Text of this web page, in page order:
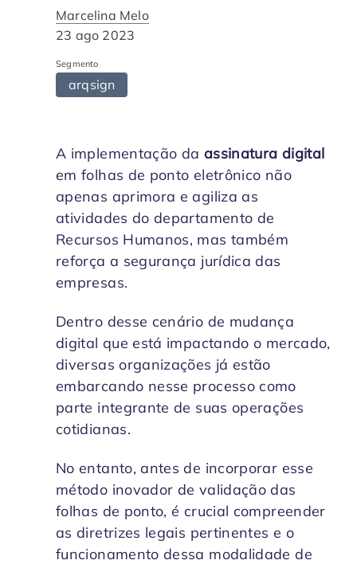
Imobiliária
Tecnologia
Agronegócio
Validade Juridica
Validação ITI e Adobe
Marcelina Melo
23 ago 2023
Segmento
arqsign
A implementação da assinatura digital
em folhas de ponto eletrônico não
apenas aprimora e agiliza as
atividades do departamento de
Recursos Humanos, mas também
reforça a segurança jurídica das
empresas.
Dentro desse cenário de mudança
digital que está impactando o mercado,
diversas organizações já estão
embarcando nesse processo como
parte integrante de suas operações
cotidianas.
No entanto, antes de incorporar esse
método inovador de validação das
folhas de ponto, é crucial compreender
as diretrizes legais pertinentes e o
funcionamento dessa modalidade de